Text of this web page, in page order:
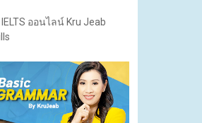
ออนไลน์ Kru Jeab